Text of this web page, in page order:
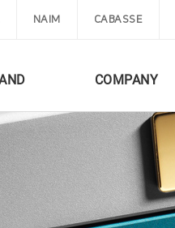
NAIM CABASSE
COMPANY